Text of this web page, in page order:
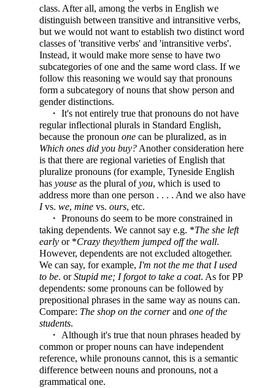
class. After all, among the verbs in English we
distinguish between transitive and intransitive verbs,
but we would not want to establish two distinct word
classes of 'transitive verbs' and 'intransitive verbs'.
Instead, it would make more sense to have two
subcategories of one and the same word class. If we
follow this reasoning we would say that pronouns
form a subcategory of nouns that show person and
gender distinctions.
・ It's not entirely true that pronouns do not have
regular inflectional plurals in Standard English,
because the pronoun one can be pluralized, as in
Which ones did you buy? Another consideration here
is that there are regional varieties of English that
pluralize pronouns (for example, Tyneside English
has youse as the plural ofyou, which is used to
address more than one person . . . . And we also have
Ivs. we, mine vs. ours, etc.
・ Pronouns do seem to be more constrained in
taking dependents. We cannot say e.g. *The she left
early or *Crazy they/them jumped off the wall.
However, dependents are not excluded altogether.
We can say, for example, I'm not the me that I used
to be. orStupid me; I forgot to take a coat. As for PP
dependents: some pronouns can be followed by
prepositional phrases in the same way as nouns can.
Compare: The shop on the cornerand one of the
students.
・ Although it's true that noun phrases headed by
common or proper nouns can have independent
reference, while pronouns cannot, this is a semantic
difference between nouns and pronouns, not a
grammatical one.